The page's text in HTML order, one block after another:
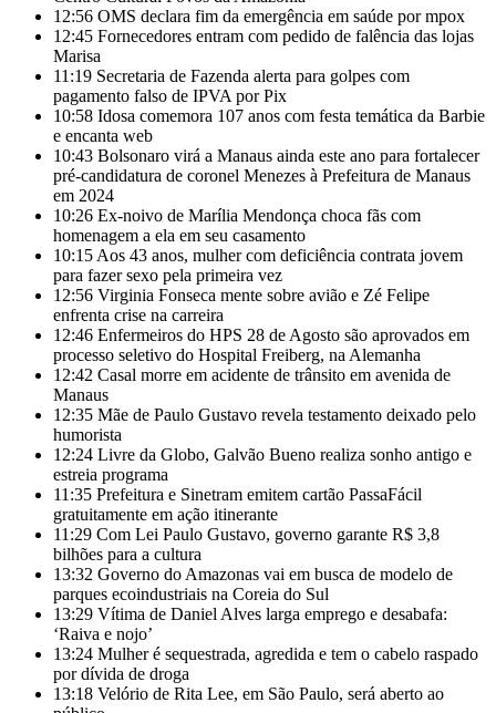
12:56 OMS declara fim da emergência em saúde por mpox
12:45 Fornecedores entram com pedido de falência das lojas
Marisa
11:19 Secretaria de Fazenda alerta para golpes com
pagamento falso de IPVA por Pix
10:58 Idosa comemora 107 anos com festa temática da Barbie
e encanta web
10:43 Bolsonaro virá a Manaus ainda este ano para fortalecer
pré-candidatura de coronel Menezes à Prefeitura de Manaus
em 2024
10:26 Ex-noivo de Marília Mendonça choca fãs com
homenagem a ela em seu casamento
10:15 Aos 43 anos, mulher com deficiência contrata jovem
para fazer sexo pela primeira vez
12:56 Virginia Fonseca mente sobre avião e Zé Felipe
enfrenta crise na carreira
12:46 Enfermeiros do HPS 28 de Agosto são aprovados em
processo seletivo do Hospital Freiberg, na Alemanha
12:42 Casal morre em acidente de trânsito em avenida de
Manaus
12:35 Mãe de Paulo Gustavo revela testamento deixado pelo
humorista
12:24 Livre da Globo, Galvão Bueno realiza sonho antigo e
estreia programa
11:35 Prefeitura e Sinetram emitem cartão PassaFácil
gratuitamente em ação itinerante
11:29 Com Lei Paulo Gustavo, governo garante R$ 3,8
bilhões para a cultura
13:32 Governo do Amazonas vai em busca de modelo de
parques ecoindustriais na Coreia do Sul
13:29 Vítima de Daniel Alves larga emprego e desabafa:
‘Raiva e nojo’
13:24 Mulher é sequestrada, agredida e tem o cabelo raspado
por dívida de droga
13:18 Velório de Rita Lee, em São Paulo, será aberto ao